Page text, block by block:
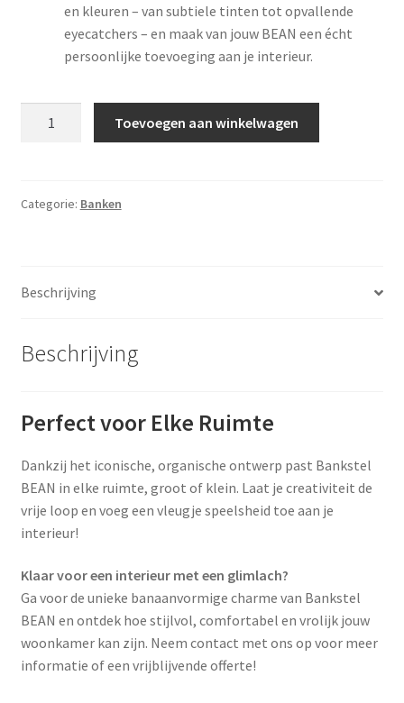
en kleuren – van subtiele tinten tot opvallende
eyecatchers – en maak van jouw BEAN een écht
persoonlijke toevoeging aan je interieur.
Toevoegen aan winkelwagen
Categorie: Banken
Beschrijving
Beschrijving
Perfect voor Elke Ruimte
Dankzij het iconische, organische ontwerp past Bankstel
BEAN in elke ruimte, groot of klein. Laat je creativiteit de
vrije loop en voeg een vleugje speelsheid toe aan je
interieur!
Klaar voor een interieur met een glimlach?
Ga voor de unieke banaanvormige charme van Bankstel
BEAN en ontdek hoe stijlvol, comfortabel en vrolijk jouw
woonkamer kan zijn. Neem contact met ons op voor meer
informatie of een vrijblijvende offerte!